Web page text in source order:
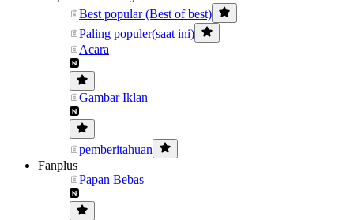
Best popular (Best of best)
Paling populer(saat ini)
Acara
Gambar Iklan
pemberitahuan
Fanplus
Papan Bebas